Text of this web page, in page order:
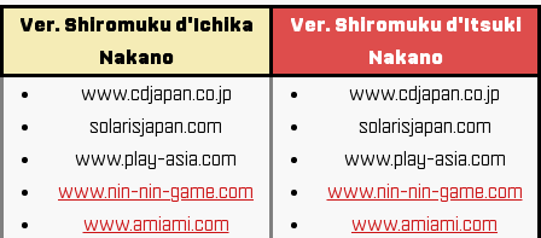
Ver. Shiromuku d'Ichika
Nakano
Ver. Shiromuku d'Itsuki
Nakano
www.cdjapan.co.jp
solarisjapan.com
www.play-asia.com
www.nin-nin-game.com
www.amiami.com
www.cdjapan.co.jp
solarisjapan.com
www.play-asia.com
www.nin-nin-game.com
www.amiami.com